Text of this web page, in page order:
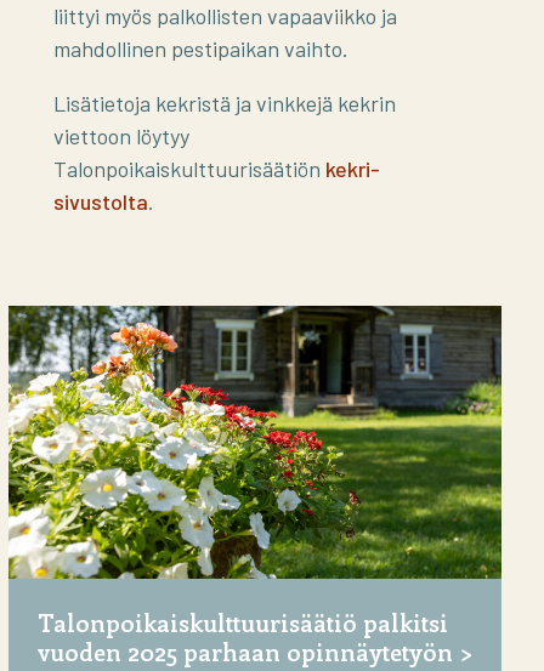
liittyi myös palkollisten vapaaviikko ja
mahdollinen pestipaikan vaihto.
Lisätietoja kekristä ja vinkkejä kekrin
viettoon löytyy
Talonpoikaiskulttuurisäätiön kekri-
sivustolta.
Talonpoikaiskulttuurisäätiö palkitsi
vuoden 2025 parhaan opinnäytetyön